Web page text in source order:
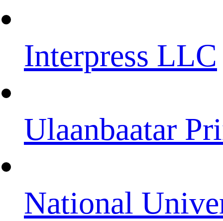
Interpress LLC
Ulaanbaatar
National